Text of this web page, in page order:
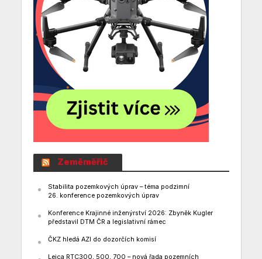
Zeměměřič
Stabilita pozemkových úprav – téma podzimní
26. konference pozemkových úprav
Konference Krajinné inženýrství 2026: Zbyněk Kugler
představil DTM ČR a legislativní rámec
ČKZ hledá AZI do dozorčích komisí
Leica RTC300, 500, 700 – nová řada pozemních